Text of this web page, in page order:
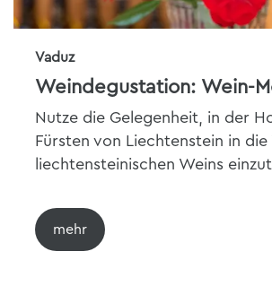
Vaduz
Weindegustation: Wein-
Nutze die Gelegenheit, in der
Fürsten von Liechtenstein in
liechtensteinischen Weins